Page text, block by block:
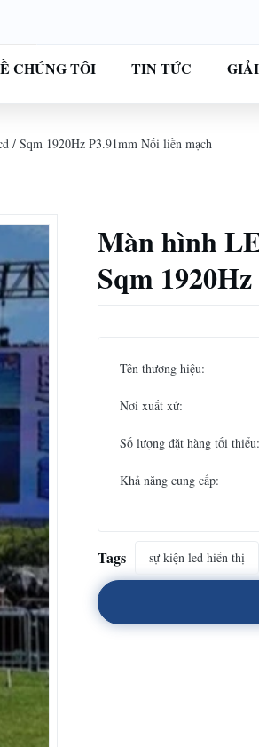
CHÚNG TÔI TIN TỨC
/ Sqm 1920Hz P3.91mm Nối liền mạch
Màn hình
Sqm
Tên thương hiệu:
Nơi xuất xứ:
Số lượng đặt hàng tối thiểu:
Khả năng cung cấp:
Tags sự kiện led hiển thị